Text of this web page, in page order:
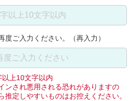
ご入力ください。（再入力）
上10文字以内
ンされ悪用される恐れがありますの
推定しやすいものはお控えください。